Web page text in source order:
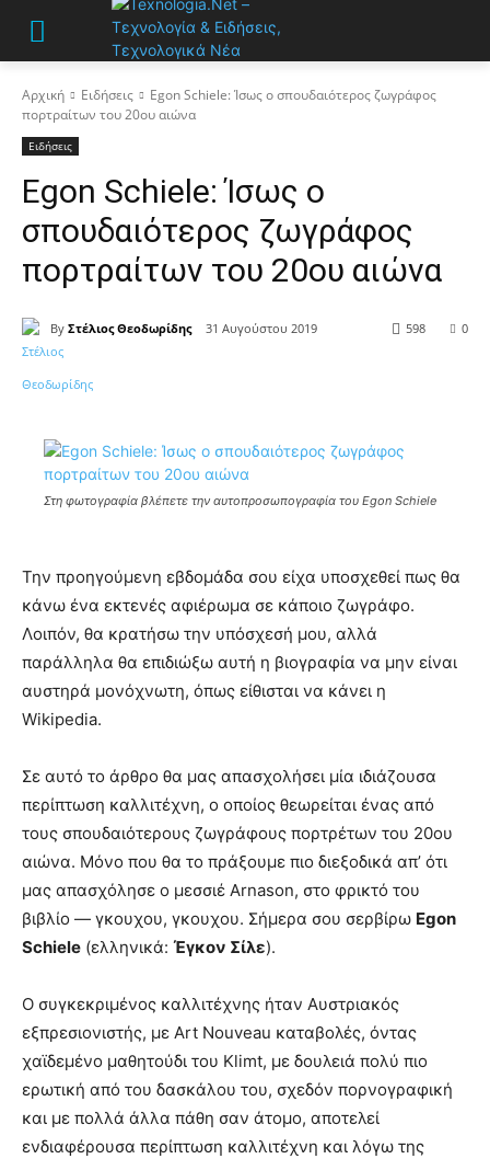
Αρχική Ειδήσεις
Egon Schiele: Ίσως ο σπουδαιότερος ζωγράφος
πορτραίτων του 20ου αιώνα
Ειδήσεις
Egon Schiele: Ίσως ο
σπουδαιότερος ζωγράφος
πορτραίτων του 20ου αιώνα
By Στέλιος Θεοδωρίδης 31 Αυγούστου 2019 0
598
Στη φωτογραφία βλέπετε την αυτοπροσωπογραφία του Egon Schiele
Την προηγούμενη εβδομάδα σου είχα υποσχεθεί πως θα
κάνω ένα εκτενές αφιέρωμα σε κάποιο ζωγράφο.
Λοιπόν, θα κρατήσω την υπόσχεσή μου, αλλά
παράλληλα θα επιδιώξω αυτή η βιογραφία να μην είναι
αυστηρά μονόχνωτη, όπως είθισται να κάνει η
Wikipedia.
Σε αυτό το άρθρο θα μας απασχολήσει μία ιδιάζουσα
περίπτωση καλλιτέχνη, ο οποίος θεωρείται ένας από
τους σπουδαιότερους ζωγράφους πορτρέτων του 20ου
αιώνα. Μόνο που θα το πράξουμε πιο διεξοδικά απ’ ότι
μας απασχόλησε ο μεσσιέ Arnason, στο φρικτό του
βιβλίο — γκουχου, γκουχου. Σήμερα σου σερβίρω Egon
Schiele (ελληνικά: Έγκον Σίλε).
Ο συγκεκριμένος καλλιτέχνης ήταν Αυστριακός
εξπρεσιονιστής, με Art Nouveau καταβολές, όντας
χαϊδεμένο μαθητούδι του Klimt, με δουλειά πολύ πιο
ερωτική από του δασκάλου του, σχεδόν πορνογραφική
και με πολλά άλλα πάθη σαν άτομο, αποτελεί
ενδιαφέρουσα περίπτωση καλλιτέχνη και λόγω της